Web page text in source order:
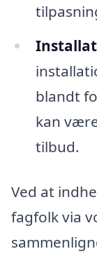
blandt
kan
tilbud.
Ved at
fagfolk via